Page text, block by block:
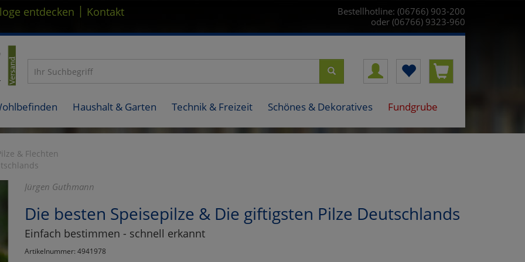
entdecken | Kontakt
Bestellhotline: (06766) 903-200
oder (06766) 9323-960
Haushalt & Garten Technik & Freizeit Schönes & Dekoratives Fundgrube
& Flechten
Jürgen Guthmann
Die besten Speisepilze & Die giftigsten Pilze Deutschlands
Einfach bestimmen - schnell erkannt
Artikelnummer: 4941978